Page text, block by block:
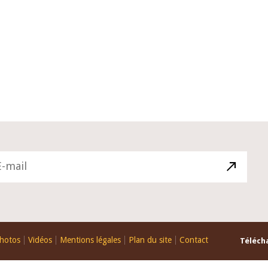
Vidéos Mentions légales Plan du site Contact